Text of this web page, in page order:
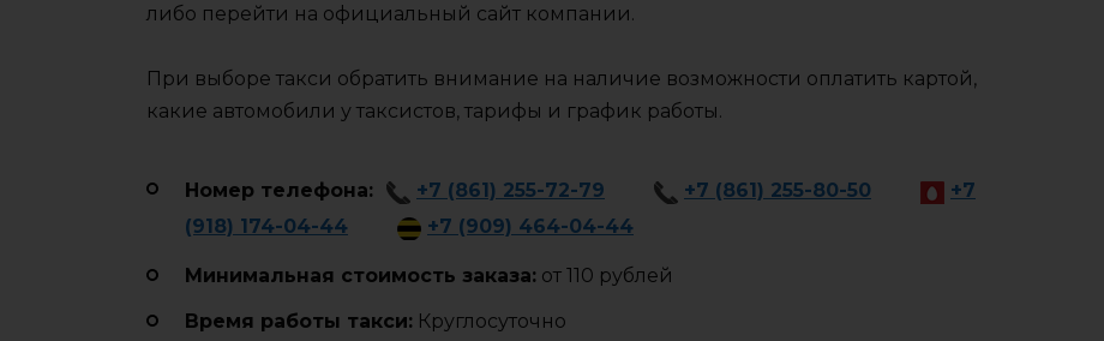
либо перейти на официальный сайт компании.
При выборе такси обратить внимание на наличие возможности оплатить картой,
какие автомобили у таксистов, тарифы и график работы.
Номер телефона: +7 (861) 255-72-79 +7 (861) 255-80-50
+7
(918) 174-04-44
+7 (909) 464-04-44
Минимальная стоимость заказа: от 110 рублей
Время работы такси: Круглосуточно